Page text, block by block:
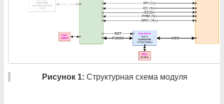
Рисунок 1: Структурная схема модуля